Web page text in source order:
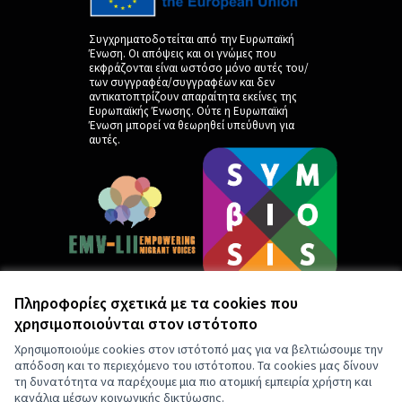
Πληροφορίες σχετικά με τα cookies που
χρησιμοποιούνται στον ιστότοπο
Χρησιμοποιούμε cookies στον ιστότοπό μας για να βελτιώσουμε την
απόδοση και το περιεχόμενο του ιστότοπου. Τα cookies μας δίνουν
τη δυνατότητα να παρέχουμε μια πιο ατομική εμπειρία χρήστη και
κανάλια μέσων κοινωνικής δικτύωσης.
Συγχρηματοδοτείται από την Ευρωπαϊκή
Ένωση. Οι απόψεις και οι γνώμες που
εκφράζονται είναι ωστόσο μόνο αυτές του/
των συγγραφέα/συγγραφέων και δεν
αντικατοπτρίζουν απαραίτητα εκείνες της
Ευρωπαϊκής Ένωσης. Ούτε η Ευρωπαϊκή
Ένωση μπορεί να θεωρηθεί υπεύθυνη για
αυτές.
by